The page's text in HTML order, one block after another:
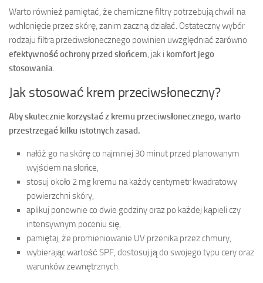
Warto również pamiętać, że chemiczne filtry potrzebują chwili na
wchłonięcie przez skórę, zanim zaczną działać. Ostateczny wybór
rodzaju filtra przeciwsłonecznego powinien uwzględniać zarówno
efektywność ochrony przed słońcem, jak i komfort jego
stosowania.
Jak stosować krem przeciwsłoneczny?
Aby skutecznie korzystać z kremu przeciwsłonecznego, warto
przestrzegać kilku istotnych zasad.
nałóż go na skórę co najmniej 30 minut przed planowanym
wyjściem na słońce,
stosuj około 2 mg kremu na każdy centymetr kwadratowy
powierzchni skóry,
aplikuj ponownie co dwie godziny oraz po każdej kąpieli czy
intensywnym poceniu się,
pamiętaj, że promieniowanie UV przenika przez chmury,
wybierając wartość SPF, dostosuj ją do swojego typu cery oraz
warunków zewnętrznych.